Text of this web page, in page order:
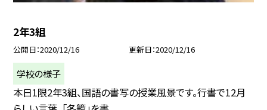
2年3組
公開日 2020/12/16 更新日 2020/12/16
学校の様子
本日1限2年3組、国語の書写の授業風景です。行書で12月